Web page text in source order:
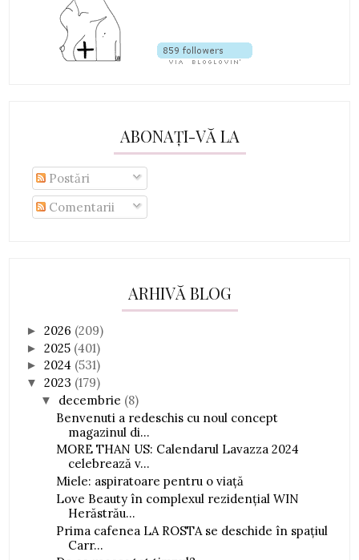
ABONAȚI-VĂ LA
Postări
Comentarii
ARHIVĂ BLOG
►2026 (209)
►2025 (401)
►2024 (531)
▼2023 (179)
▼ decembrie (8)
Benvenuti a redeschis cu noul concept
magazinul di...
MORE THAN US: Calendarul Lavazza 2024
celebrează v...
Miele: aspiratoare pentru o viaţă
Love Beauty în complexul rezidențial WIN
Herăstrău...
Prima cafenea LA ROSTA se deschide în spațiul
Carr...